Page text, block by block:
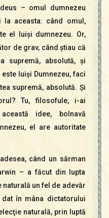
– omul dumnezeu
la aceasta: când omul,
el luişi dumnezeu. Or,
de grav, când ştiau că
supremă, absolută, şi
luişi Dumnezeu, faci
supremă, absolută. Şi
Tu, filosofule, i-ai
idee, bolnavă
el are autoritate
când un sărman
– a făcut din lupta
un fel de adevăr
în mâna dictatorului
naturală, prin luptă